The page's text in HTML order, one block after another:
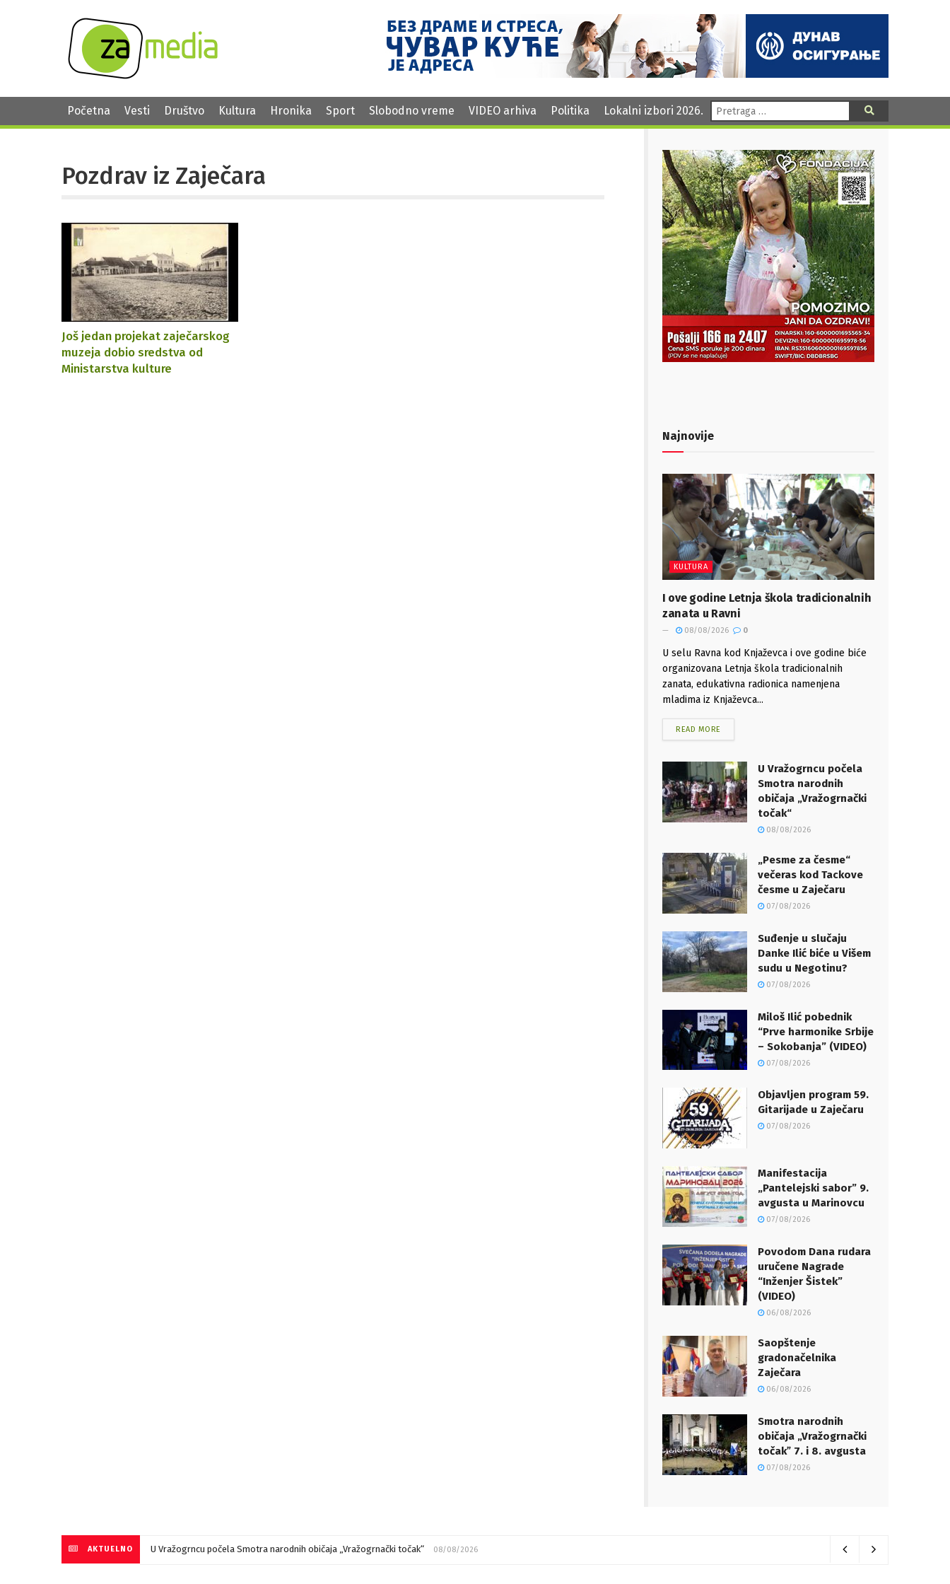
Početna Vesti Društvo Kultura Hronika Sport Slobodno vreme VIDEO arhiva Politika Lokalni izbori 2026. Pretraga:
Pozdrav iz Zaječara
Još jedan projekat zaječarskog
muzeja dobio sredstva od
Ministarstva kulture
Najnovije
KULTURA
I ove godine Letnja škola tradicionalnih
zanata u Ravni
08/08/2026 0
U selu Ravna kod Knjaževca i ove godine biće
organizovana Letnja škola tradicionalnih
zanata, edukativna radionica namenjena
mladima iz Knjaževca...
READ MORE
U Vražogrncu počela
Smotra narodnih
običaja „Vražogrnački
točak“
08/08/2026
„Pesme za česme“
večeras kod Tackove
česme u Zaječaru
07/08/2026
Suđenje u slučaju
Danke Ilić biće u Višem
sudu u Negotinu?
07/08/2026
Miloš Ilić pobednik
“Prve harmonike Srbije
– Sokobanja” (VIDEO)
07/08/2026
Objavljen program 59.
Gitarijade u Zaječaru
07/08/2026
Manifestacija
„Pantelejski sabor” 9.
avgusta u Marinovcu
07/08/2026
Povodom Dana rudara
uručene Nagrade
“Inženjer Šistek”
(VIDEO)
06/08/2026
Saopštenje
gradonačelnika
Zaječara
06/08/2026
Smotra narodnih
običaja „Vražogrnački
točakˮ 7. i 8. avgusta
07/08/2026
AKTUELNO U Vražogrncu počela Smotra narodnih običaja „Vražogrnački točak“ 08/08/2026